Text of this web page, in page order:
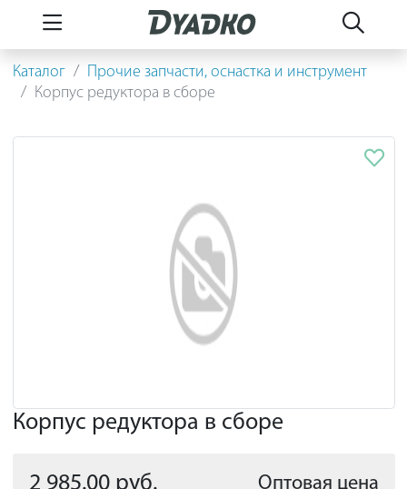
Каталог
Прочие запчасти, оснастка и инструмент
Корпус редуктора в сборе
Корпус редуктора в сборе
2 985.00 руб. Оптовая цена